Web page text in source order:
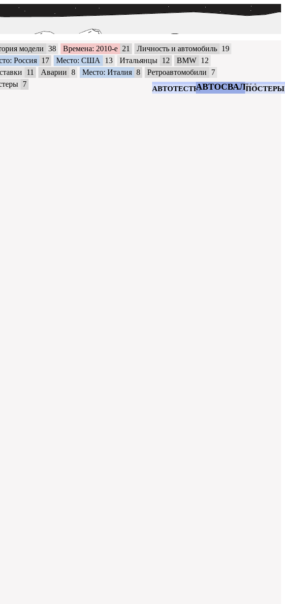
АВТОТЕСТЫАВТОСВАЛКАПОСТЕРЫ
модели 38 Времена: 2010-е 21 Личность и автомобиль
19
Россия
17 Место: США 13 Итальянцы 12 BMW
12
11 Аварии 8 Место: Италия 8 Ретроавтомобили
7
7